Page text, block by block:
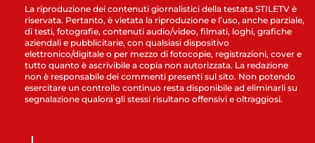
La riproduzione dei contenuti giornalistici della testata STILETV è
riservata. Pertanto, è vietata la riproduzione e l’uso, anche parziale,
di testi, fotografie, contenuti audio/video, filmati, loghi, grafiche
aziendali e pubblicitarie, con qualsiasi dispositivo
elettronico/digitale o per mezzo di fotocopie, registrazioni, cover e
tutto quanto è ascrivibile a copia non autorizzata. La redazione
non è responsabile dei commenti presenti sul sito. Non potendo
esercitare un controllo continuo resta disponibile ad eliminarli su
segnalazione qualora gli stessi risultano offensivi e oltraggiosi.